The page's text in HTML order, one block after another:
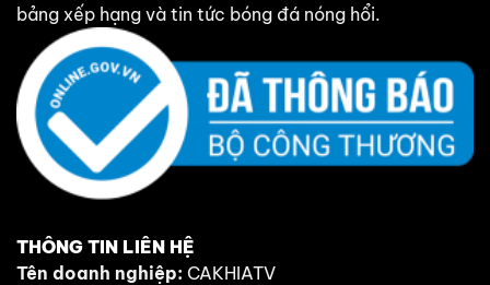
bảng xếp hạng và tin tức bóng đá nóng hổi.
THÔNG TIN LIÊN HỆ
Tên doanh nghiệp: CAKHIATV